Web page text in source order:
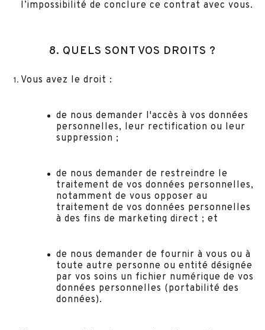
l’impossibilité de conclure ce contrat avec vous.
8. QUELS SONT VOS DROITS ?
Vous avez le droit :
de nous demander l'accès à vos données
personnelles, leur rectification ou leur
suppression ;
de nous demander de restreindre le
traitement de vos données personnelles,
notamment de vous opposer au
traitement de vos données personnelles
à des fins de marketing direct ; et
de nous demander de fournir à vous ou à
toute autre personne ou entité désignée
par vos soins un fichier numérique de vos
données personnelles (portabilité des
données).